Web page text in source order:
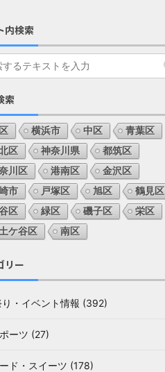
内検索
索
横浜市 中区
青葉区
区
神奈川県
都筑区
川区
港南区
金沢区
市
戸塚区 旭区
鶴見区
区
緑区 磯子区
栄区
ケ谷区
南区
リー
り・イベント情報 (392)
ーツ (27)
ド・スイーツ (178)